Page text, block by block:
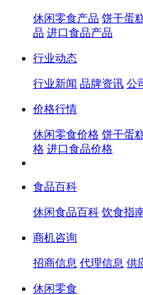
休闲零食产品 饼干蛋
品 进口食品产品
行业动态
行业新闻 品牌资讯 公
价格行情
休闲零食价格 饼干蛋
格 进口食品价格
食品百科
休闲食品百科 饮食指
商机咨询
招商信息 代理信息 供
休闲零食